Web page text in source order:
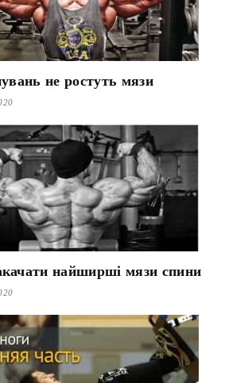
не ростуть мязи
найширші мязи спини